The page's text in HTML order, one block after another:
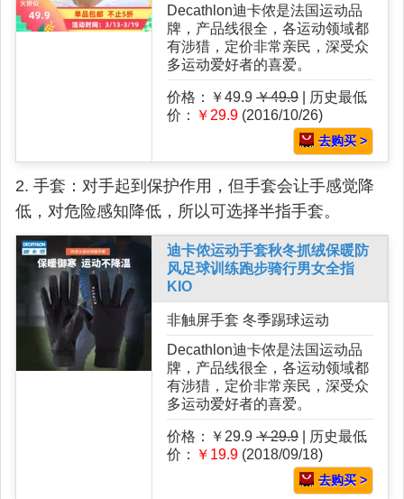
Decathlon迪卡侬是法国运动品
牌，产品线很全，各运动领域都
有涉猎，定价非常亲民，深受众
多运动爱好者的喜爱。
价格：￥49.9 ￥49.9 | 历史最低
价：
￥29.9 (2016/10/26)
去购买 >
2. 手套：对手起到保护作用，但手套会让手感觉降
低，对危险感知降低，所以可选择半指手套。
迪卡侬运动手套秋冬抓绒保暖防
风足球训练跑步骑行男女全指
KIO
非触屏手套 冬季踢球运动
Decathlon迪卡侬是法国运动品
牌，产品线很全，各运动领域都
有涉猎，定价非常亲民，深受众
多运动爱好者的喜爱。
价格：￥29.9 ￥29.9 | 历史最低
价：
￥19.9 (2018/09/18)
去购买 >